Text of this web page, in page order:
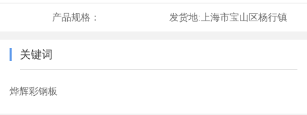
产品规格： 发货地: 上海市宝山区杨行镇
关键词
烨辉彩钢板